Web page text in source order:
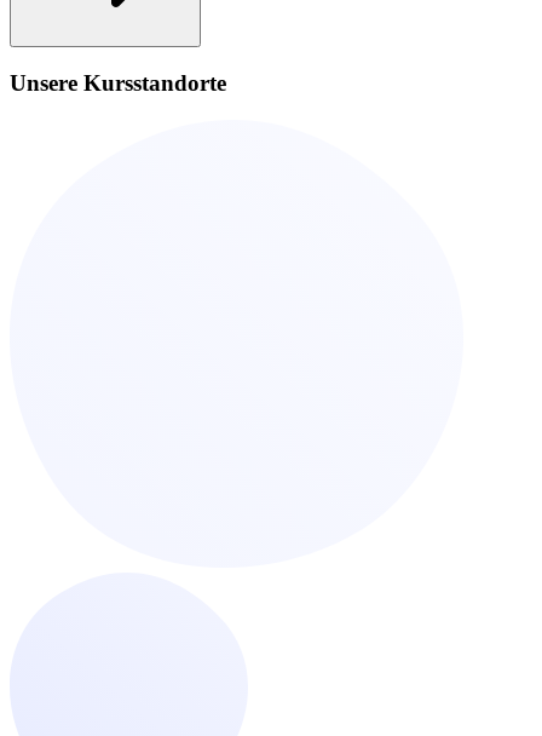
Unsere Kursstandorte